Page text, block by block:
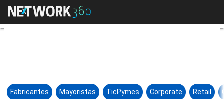
Westcon convoca a sus
Fabricantes Mayoristas TicPymes Corporate Retail